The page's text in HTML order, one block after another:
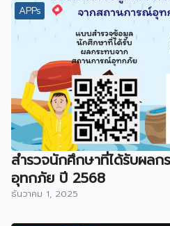
APPs
สำรวจนักศึกษาที่ได้รับผล
อุทกภัย ปี 2568
ธันวาคม 1, 2025